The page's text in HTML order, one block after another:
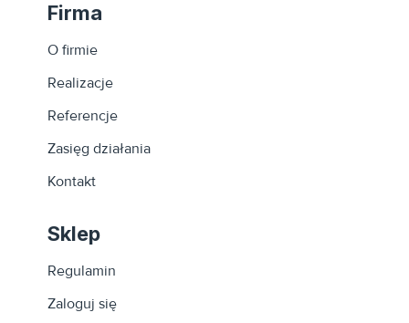
Firma
O firmie
Realizacje
Referencje
Zasięg działania
Kontakt
Sklep
Regulamin
Zaloguj się